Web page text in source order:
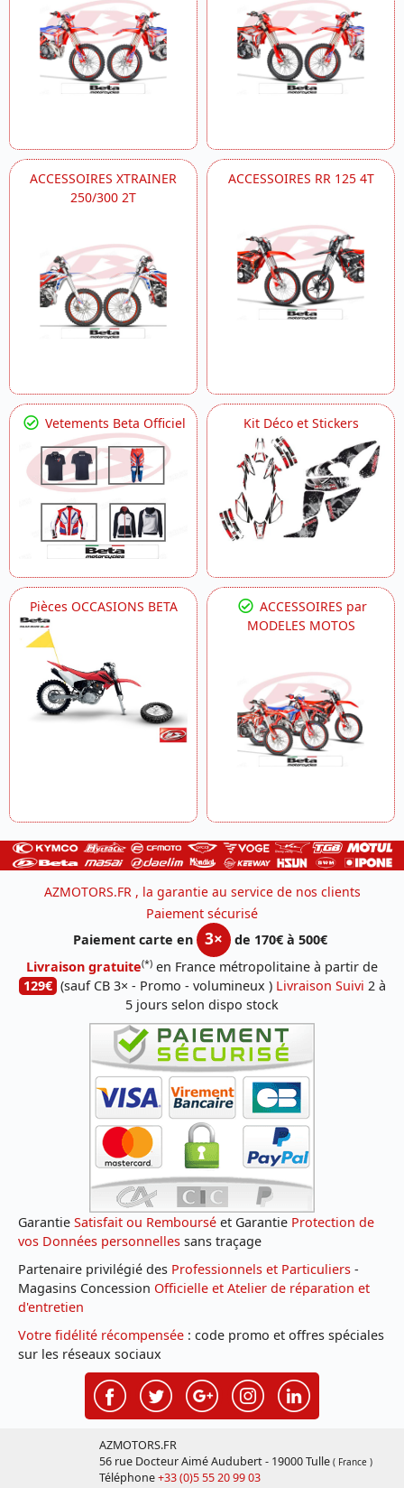
ACCESSOIRES XTRAINER
250/300 2T
ACCESSOIRES RR 125 4T
Vetements Beta Officiel Kit Déco et Stickers
Pièces OCCASIONS BETA
ACCESSOIRES par
MODELES MOTOS
AZMOTORS.FR , la garantie au service de nos clients
Paiement sécurisé
Paiement carte en
3×
de 170€ à 500€
Livraison gratuite(*) en France métropolitaine à partir de
129€ (sauf CB 3× - Promo - volumineux ) Livraison Suivi 2 à
5 jours selon dispo stock
Garantie Satisfait ou Remboursé et Garantie Protection de
vos Données personnelles sans traçage
Partenaire privilégié des Professionnels et Particuliers -
Magasins Concession Officielle et Atelier de réparation et
d'entretien
Votre fidélité récompensée : code promo et offres spéciales
sur les réseaux sociaux
AZMOTORS.FR
56 rue Docteur Aimé Audubert - 19000 Tulle ( France )
Téléphone+33 (0)5 55 20 99 03